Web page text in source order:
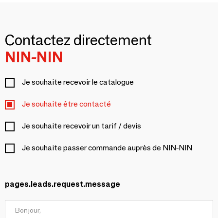
Contactez directement
NIN-NIN
Je souhaite recevoir le catalogue
Je souhaite être contacté
Je souhaite recevoir un tarif / devis
Je souhaite passer commande auprès de NIN-NIN
pages.leads.request.message